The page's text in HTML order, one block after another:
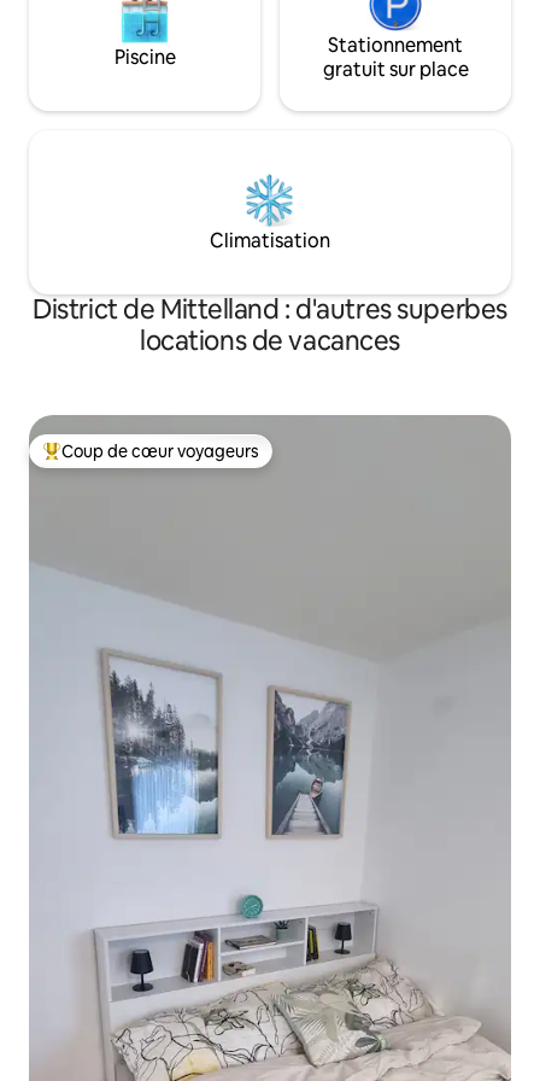
Piscine
Stationnement
gratuit sur place
Climatisation
District de Mittelland : d'autres superbes
locations de vacances
Coups de cœur voyageurs les plus appréciés
Coup de cœur voyageurs